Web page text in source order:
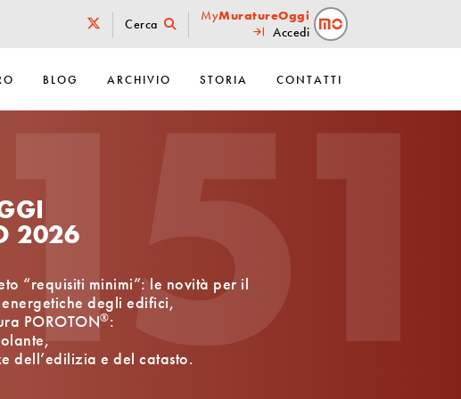
Cerca
MyMuratureOggi
Accedi
BLOG ARCHIVIO STORIA CONTATTI
2026
“requisiti minimi”: le novità per il
degli edifici,
POROTON®:
dell’edilizia e del catasto.